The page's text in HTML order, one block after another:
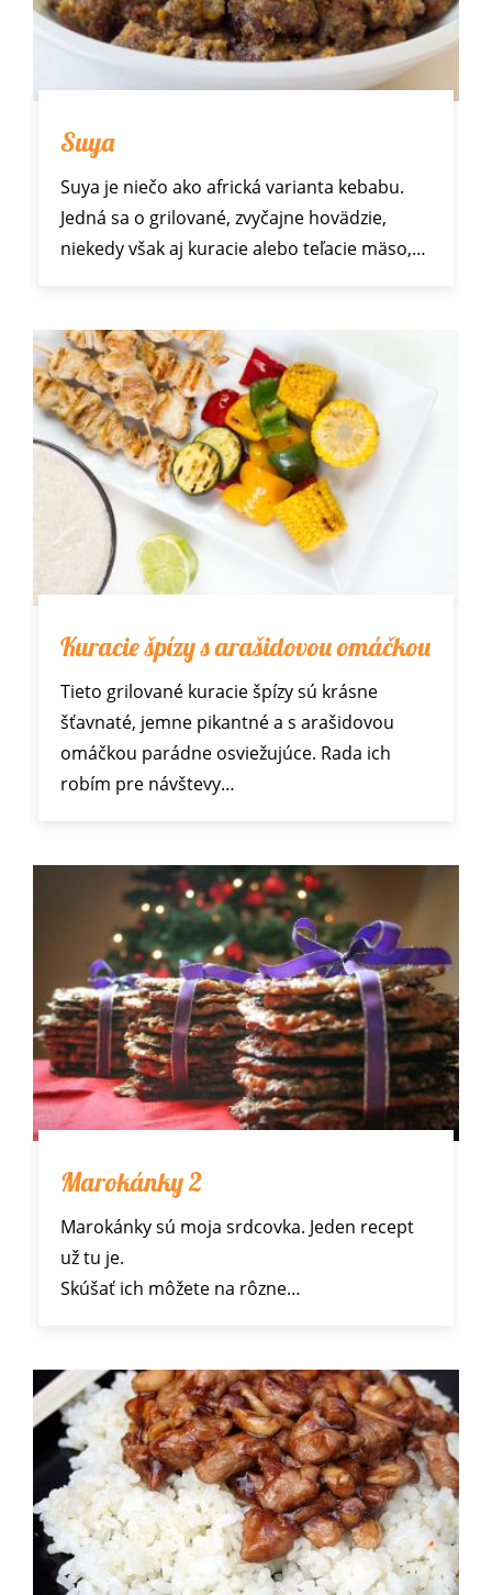
Suya
Suya je niečo ako africká varianta kebabu.
Jedná sa o grilované, zvyčajne hovädzie,
niekedy však aj kuracie alebo teľacie mäso,…
Kuracie špízy s arašidovou omáčkou
Tieto grilované kuracie špízy sú krásne
šťavnaté, jemne pikantné a s arašidovou
omáčkou parádne osviežujúce. Rada ich
robím pre návštevy…
Marokánky 2
Marokánky sú moja srdcovka. Jeden recept
už tu je.
Skúšať ich môžete na rôzne…